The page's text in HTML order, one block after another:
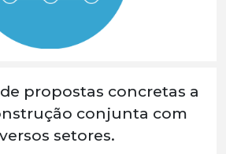
propostas concretas a
conjunta com
setores.